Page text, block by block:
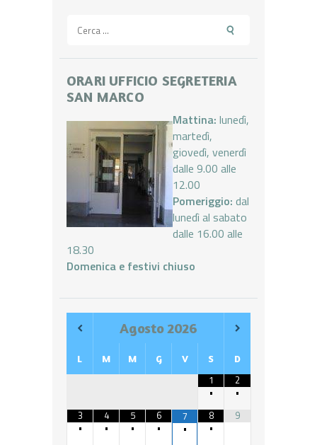
per:
ORARI UFFICIO SEGRETERIA
SAN MARCO
Mattina: lunedì,
martedì,
giovedì, venerdì
dalle 9.00 alle
12.00
Pomeriggio: dal
lunedì al sabato
dalle 16.00 alle
18.30
Domenica e festivi chiuso
Agosto2026
L M M G V S D
1
•
2
•
3
•
4
•
5
•
6
•
7
•
8
•
9